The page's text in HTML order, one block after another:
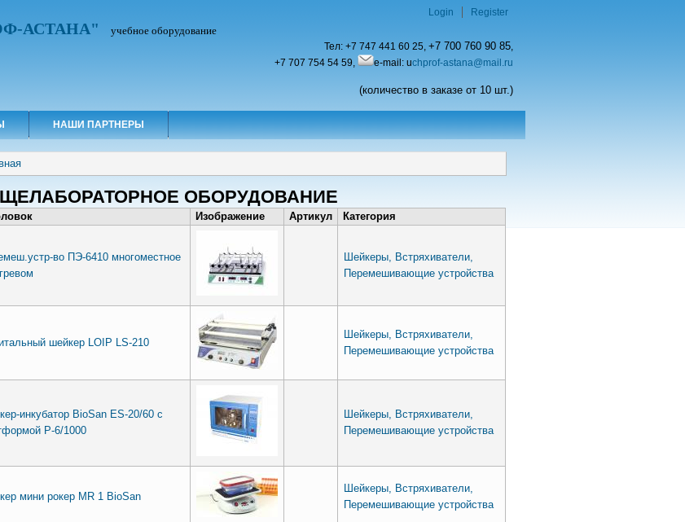
АСТАНА" учебное оборудование
Тел: +7 747 441 60 25, +7 700 760 90 85,
+7 707 754 54 59,
e-mail: uchprof-astana@mail.ru
(количество в заказе от 10 шт.)
Login Register
НАШИ ПАРТНЕРЫ
ОБОРУДОВАНИЕ
Изображение Артикул Категория
во ПЭ-6410 многоместное
Шейкеры, Встряхиватели,
Перемешивающие устройства
шейкер LOIP LS-210
Шейкеры, Встряхиватели,
Перемешивающие устройства
инкубатор BioSan ES-20/60 с
P-6/1000
Шейкеры, Встряхиватели,
Перемешивающие устройства
мини рокер MR 1 BioSan
Шейкеры, Встряхиватели,
Перемешивающие устройства